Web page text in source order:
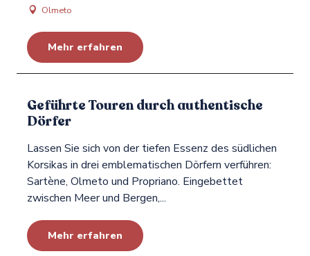
Olmeto
Mehr erfahren
Geführte Touren durch authentische
Dörfer
Lassen Sie sich von der tiefen Essenz des südlichen
Korsikas in drei emblematischen Dörfern verführen:
Sartène, Olmeto und Propriano. Eingebettet
zwischen Meer und Bergen,...
Mehr erfahren